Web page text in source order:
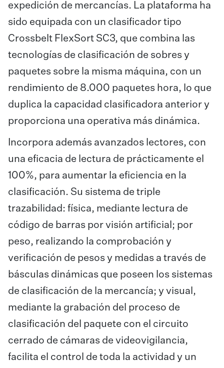
expedición de mercancías. La plataforma ha
sido equipada con un clasificador tipo
Crossbelt FlexSort SC3, que combina las
tecnologías de clasificación de sobres y
paquetes sobre la misma máquina, con un
rendimiento de 8.000 paquetes hora, lo que
duplica la capacidad clasificadora anterior y
proporciona una operativa más dinámica.
Incorpora además avanzados lectores, con
una eficacia de lectura de prácticamente el
100%, para aumentar la eficiencia en la
clasificación. Su sistema de triple
trazabilidad: física, mediante lectura de
código de barras por visión artificial; por
peso, realizando la comprobación y
verificación de pesos y medidas a través de
básculas dinámicas que poseen los sistemas
de clasificación de la mercancía; y visual,
mediante la grabación del proceso de
clasificación del paquete con el circuito
cerrado de cámaras de videovigilancia,
facilita el control de toda la actividad y un